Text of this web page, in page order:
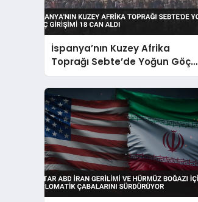
İspanya’nın Kuzey Afrika
Toprağı Sebte’de Yoğun Göç
Girişimi 18 Can Aldı